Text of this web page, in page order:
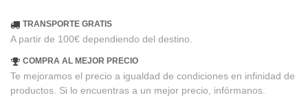
TRANSPORTE GRATIS
A partir de 100€ dependiendo del destino.
COMPRA AL MEJOR PRECIO
Te mejoramos el precio a igualdad de condiciones en infinidad de
productos. Si lo encuentras a un mejor precio, infórmanos.